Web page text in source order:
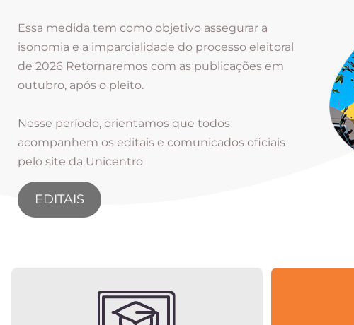
Essa medida tem como objetivo assegurar a
isonomia e a imparcialidade do processo eleitoral
de 2026 Retornaremos com as publicações em
outubro, após o pleito.
Nesse período, orientamos que todos
acompanhem os editais e comunicados oficiais
pelo site da Unicentro
EDITAIS